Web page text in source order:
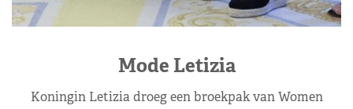
Mode Letizia
Koningin Letizia droeg een broekpak van Women